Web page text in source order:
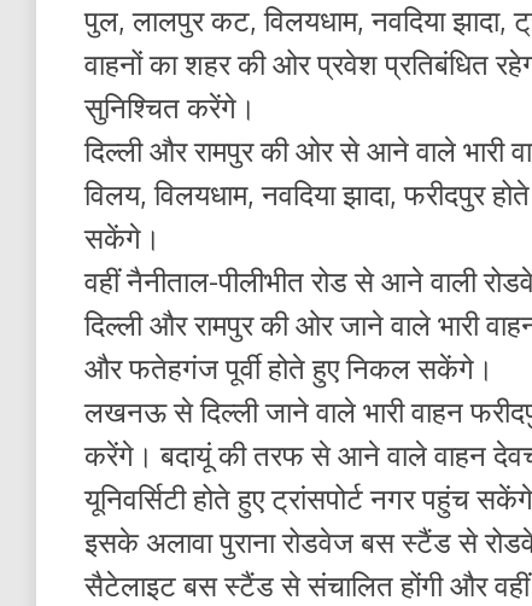
पुल, लालपुर कट, विलयधाम, नवदिया झादा,
वाहनों का शहर की ओर प्रवेश प्रतिबंधित
सुनिश्चित करेंगे।
दिल्ली और रामपुर की ओर से आने वाले भारी
विलय, विलयधाम, नवदिया झादा, फरीदपुर
सकेंगे।
वहीं नैनीताल-पीलीभीत रोड से आने वाली
दिल्ली और रामपुर की ओर जाने वाले भारी
और फतेहगंज पूर्वी होते हुए निकल सकेंगे।
लखनऊ से दिल्ली जाने वाले भारी वाहन
करेंगे। बदायूं की तरफ से आने वाले वाहन
यूनिवर्सिटी होते हुए ट्रांसपोर्ट नगर पहुंच
इसके अलावा पुराना रोडवेज बस स्टैंड से
सैटेलाइट बस स्टैंड से संचालित होंगी और वहीं